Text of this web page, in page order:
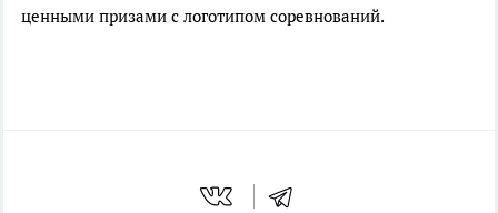
ценными призами с логотипом соревнований.